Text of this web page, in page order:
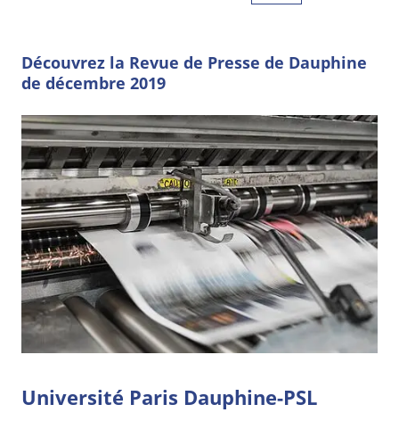
Découvrez la Revue de Presse de Dauphine
de décembre 2019
Université Paris Dauphine-PSL